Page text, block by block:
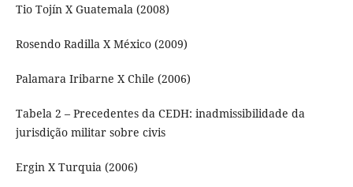
Tio Tojín X Guatemala (2008)
Rosendo Radilla X México (2009)
Palamara Iribarne X Chile (2006)
Tabela 2 – Precedentes da CEDH: inadmissibilidade da
jurisdição militar sobre civis
Ergin X Turquia (2006)